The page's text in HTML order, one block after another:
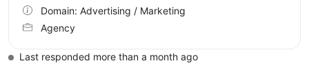
Domain: Advertising / Marketing
Agency
Last responded more than a month ago